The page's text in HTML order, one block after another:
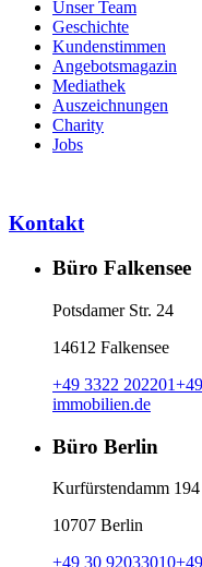
Unser Team
Geschichte
Kundenstimmen
Angebotsmagazin
Mediathek
Auszeichnungen
Charity
Jobs
Kontakt
Büro Falkensee
Potsdamer Str. 24
14612 Falkensee
+49 3322 202201
immobilien.de
Büro Berlin
Kurfürstendamm 194
10707 Berlin
+49 30 92033010